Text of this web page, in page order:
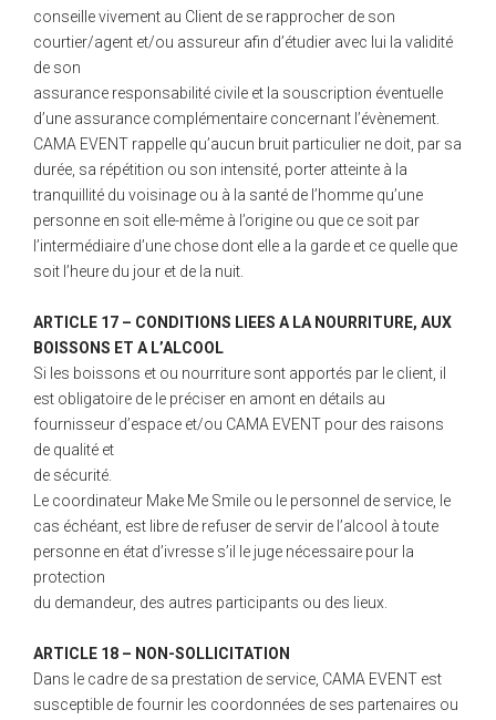
conseille vivement au Client de se rapprocher de son
courtier/agent et/ou assureur afin d’étudier avec lui la validité
de son
assurance responsabilité civile et la souscription éventuelle
d’une assurance complémentaire concernant l’évènement.
CAMA EVENT rappelle qu’aucun bruit particulier ne doit, par sa
durée, sa répétition ou son intensité, porter atteinte à la
tranquillité du voisinage ou à la santé de l’homme qu’une
personne en soit elle-même à l’origine ou que ce soit par
l’intermédiaire d’une chose dont elle a la garde et ce quelle que
soit l’heure du jour et de la nuit.
ARTICLE 17 – CONDITIONS LIEES A LA NOURRITURE, AUX
BOISSONS ET A L’ALCOOL
Si les boissons et ou nourriture sont apportés par le client, il
est obligatoire de le préciser en amont en détails au
fournisseur d’espace et/ou CAMA EVENT pour des raisons
de qualité et
de sécurité.
Le coordinateur Make Me Smile ou le personnel de service, le
cas échéant, est libre de refuser de servir de l’alcool à toute
personne en état d’ivresse s’il le juge nécessaire pour la
protection
du demandeur, des autres participants ou des lieux.
ARTICLE 18 – NON-SOLLICITATION
Dans le cadre de sa prestation de service, CAMA EVENT est
susceptible de fournir les coordonnées de ses partenaires ou